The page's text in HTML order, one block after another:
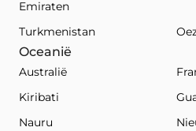
Emiraten
Turkmenistan
Oceanië
Australië
Kiribati
Nauru